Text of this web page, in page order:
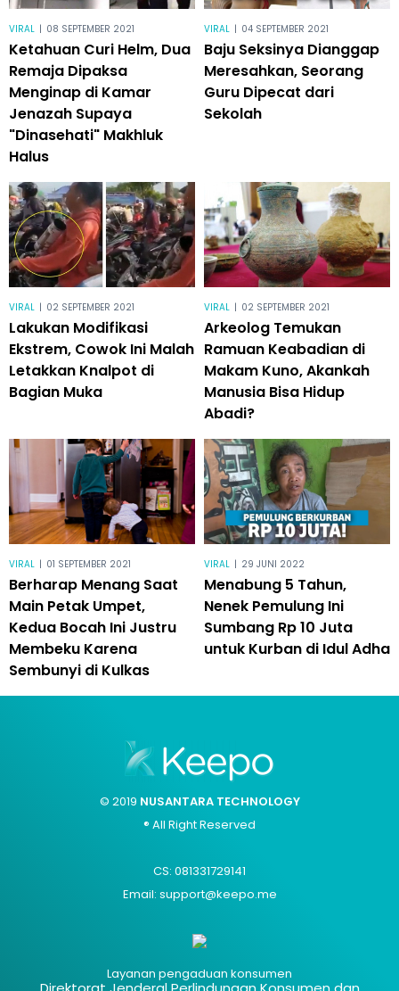
VIRAL | 08 SEPTEMBER 2021
Ketahuan Curi Helm, Dua
Remaja Dipaksa
Menginap di Kamar
Jenazah Supaya
"Dinasehati" Makhluk
Halus
VIRAL | 04 SEPTEMBER 2021
Baju Seksinya Dianggap
Meresahkan, Seorang
Guru Dipecat dari
Sekolah
VIRAL | 02 SEPTEMBER 2021
Lakukan Modifikasi
Ekstrem, Cowok Ini Malah
Letakkan Knalpot di
Bagian Muka
VIRAL | 02 SEPTEMBER 2021
Arkeolog Temukan
Ramuan Keabadian di
Makam Kuno, Akankah
Manusia Bisa Hidup
Abadi?
VIRAL | 01 SEPTEMBER 2021
Berharap Menang Saat
Main Petak Umpet,
Kedua Bocah Ini Justru
Membeku Karena
Sembunyi di Kulkas
VIRAL | 29 JUNI 2022
Menabung 5 Tahun,
Nenek Pemulung Ini
Sumbang Rp 10 Juta
untuk Kurban di Idul Adha
© 2019 NUSANTARA TECHNOLOGY
® All Right Reserved
CS: 081331729141
Email: support@keepo.me
Layanan pengaduan konsumen